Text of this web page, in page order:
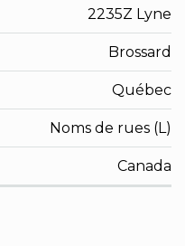
2235Z Lyne
Brossard
Québec
Noms de rues (L)
Canada